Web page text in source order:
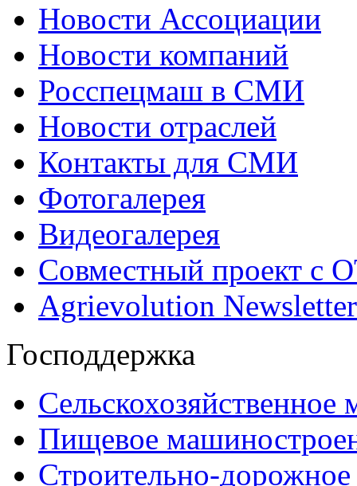
Новости Ассоциации
Новости компаний
Росспецмаш в СМИ
Новости отраслей
Контакты для СМИ
Фотогалерея
Видеогалерея
Совместный проект с
Agrievolution Newsletter
Господдержка
Пищевое
Строительно-